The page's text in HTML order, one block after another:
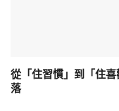
從「住習慣」到「住
落